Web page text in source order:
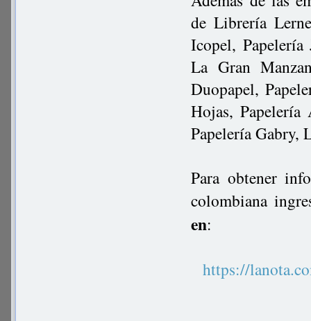
de Librería
Icopel, Papelería
La Gran
Duopapel,
Hojas,
Papelería
Para obtener
colombiana
en:
https://